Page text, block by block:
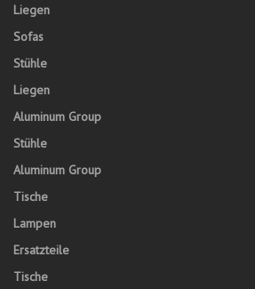
Liegen
Sofas
Stühle
Liegen
Aluminum Group
Stühle
Aluminum Group
Tische
Lampen
Ersatzteile
Tische